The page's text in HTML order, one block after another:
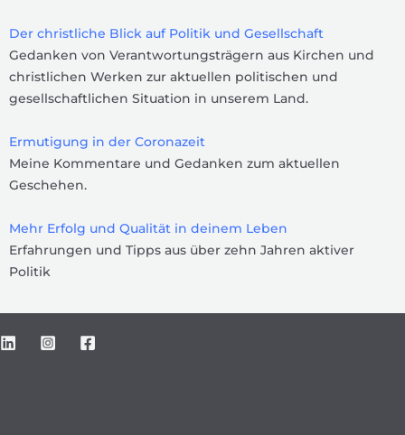
Der christliche Blick auf Politik und Gesellschaft
Gedanken von Verantwortungsträgern aus Kirchen und
christlichen Werken zur aktuellen politischen und
gesellschaftlichen Situation in unserem Land.
Ermutigung in der Coronazeit
Meine Kommentare und Gedanken zum aktuellen
Geschehen.
Mehr Erfolg und Qualität in deinem Leben
Erfahrungen und Tipps aus über zehn Jahren aktiver
Politik